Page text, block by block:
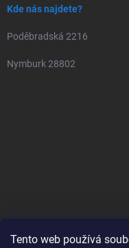
Tento web používá
Kde nás najdete?
Poděbradská 2216
Nymburk 28802